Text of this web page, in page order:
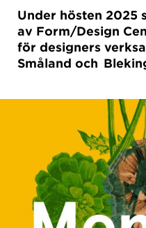
Under hösten 2025
av Form/Design
för designers
Småland och